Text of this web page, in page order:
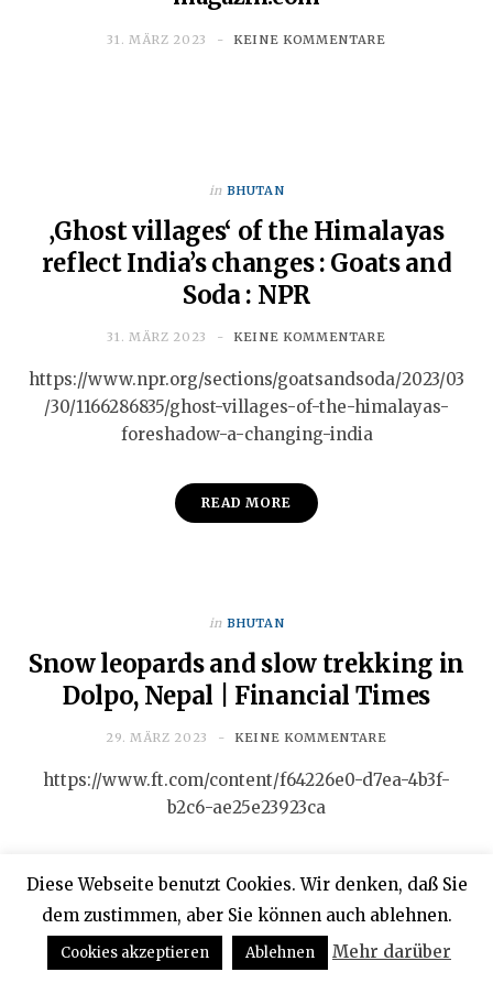
31. MÄRZ 2023 KEINE KOMMENTARE
in BHUTAN
‚Ghost villages‘ of the Himalayas
reflect India’s changes : Goats and
Soda : NPR
31. MÄRZ 2023 KEINE KOMMENTARE
https://www.npr.org/sections/goatsandsoda/2023/03
/30/1166286835/ghost-villages-of-the-himalayas-
foreshadow-a-changing-india
READ MORE
in BHUTAN
Snow leopards and slow trekking in
Dolpo, Nepal | Financial Times
29. MÄRZ 2023 KEINE KOMMENTARE
https://www.ft.com/content/f64226e0-d7ea-4b3f-
b2c6-ae25e23923ca
READ MORE
BHUTAN
Diese Webseite benutzt Cookies. Wir denken, daß Sie
dem zustimmen, aber Sie können auch ablehnen.
Cookies akzeptieren Ablehnen Mehr darüber